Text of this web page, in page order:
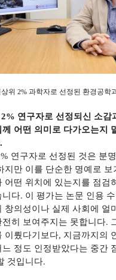
상위2%과학자로 선정된 환경공학
2% 연구자로 선정되신 소감
어떤 의미로 다가오는지
.
연구자로 선정된 것은 분
지만 이를 단순한 명예로 보
어떤 위치에 있는지를 점검
니다. 이 평가는 논문 인용
창의성이나 실제 사회에 얼
전히 보여주지는 못합니다.
이뤘다기보다, 지금까지의
정도 인정받았다는 중간
것입니다.